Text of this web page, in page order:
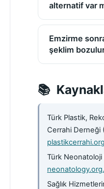
alternatif var
Emzirme
şeklim
Türk Plastik,
Cerrahi Derneği
Türk
Sağlık